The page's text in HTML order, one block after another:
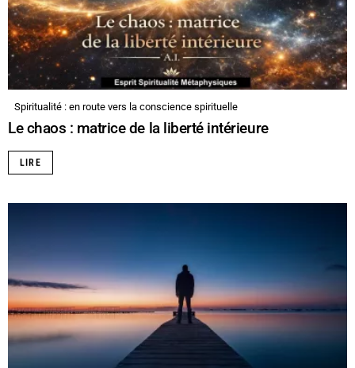
Spiritualité : en route vers la conscience spirituelle
Le chaos : matrice de la liberté intérieure
LIRE